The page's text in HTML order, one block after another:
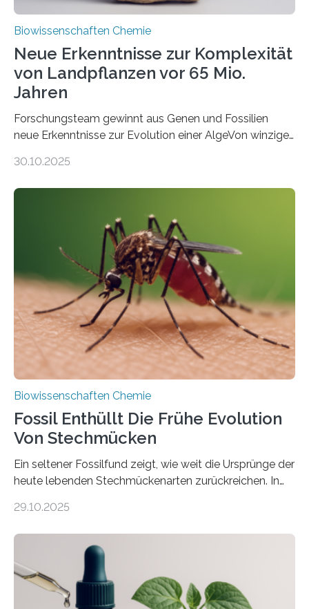
Biowissenschaften Chemie
Neue Erkenntnisse zur Komplexität
von Landpflanzen vor 65 Mio.
Jahren
Forschungsteam gewinnt aus Genen und Fossilien
neue Erkenntnisse zur Evolution einer AlgeVon winzigen
Landpflanzen zählen zu den komplexesten
Grünalgen, die vor Hunderten von Millionen Jahren
lebten. Unter den Vorfahren sticht eine Gruppe heraus,
die noch heute in der Natur vorkommt: die
Süßwasseralge Coleochaetophyceae. Einige Arten
dieser Gruppe bilden aus Zellfäden dichte Geflechte
mit scheibenförmiger Gestalt. Was auffällig ist: Die
nächsten…
30.10.2025
Biowissenschaften Chemie
Fossil Enthüllt Die Frühe Evolution
Von Stechmücken
Ein seltener Fossilfund zeigt, wie weit die Ursprünge der
heute lebenden Stechmückenarten zurückreichen. In
Forschende die bisher älteste bekannte Stechmücken-
Region Kachin in Myanmar und hat sich in
ausgezeichnetem Zustand erhalten. Es konnte als neue
Art einer neuen Gattung beschrieben werden und trägt
nun den Namen Cretosabethes primaevus. Dieser erste
29.10.2025